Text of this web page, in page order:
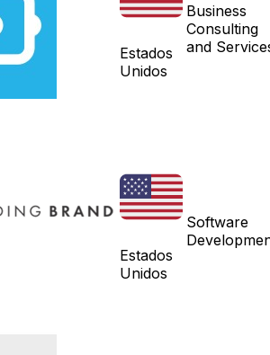
Estados
Unidos
Business
Consulting
and
Estados
Unidos
Software